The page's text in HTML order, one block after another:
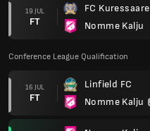
19 JUL
FT
FC Kuressaare
Nomme Kalju
Conference League Qualification
16 JUL
FT
Linfield FC
Nomme Kalju